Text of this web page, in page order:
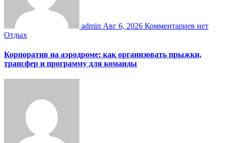
admin Авг 6, 2026 Комментариев нет
Отдых
Корпоратив на аэродроме: как организовать прыжки,
трансфер и программу для команды